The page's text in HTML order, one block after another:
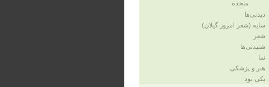
متحده
دیدنی‌ها
سایه (شعر امروز گیلان)
شعر
شنیدنی‌ها
نما
هنر و پزشکی
یکی بود